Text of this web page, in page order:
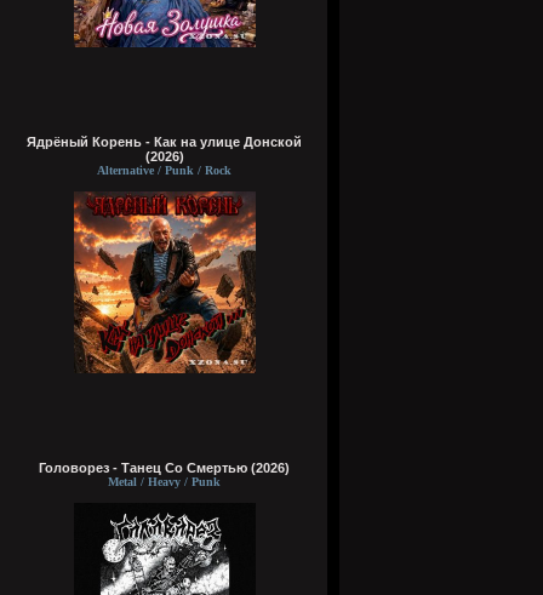
Ядрёный Корень - Как на улице Донской
(2026)
Alternative / Punk / Rock
Головорез - Tанец Со Смертью (2026)
Metal / Heavy / Punk